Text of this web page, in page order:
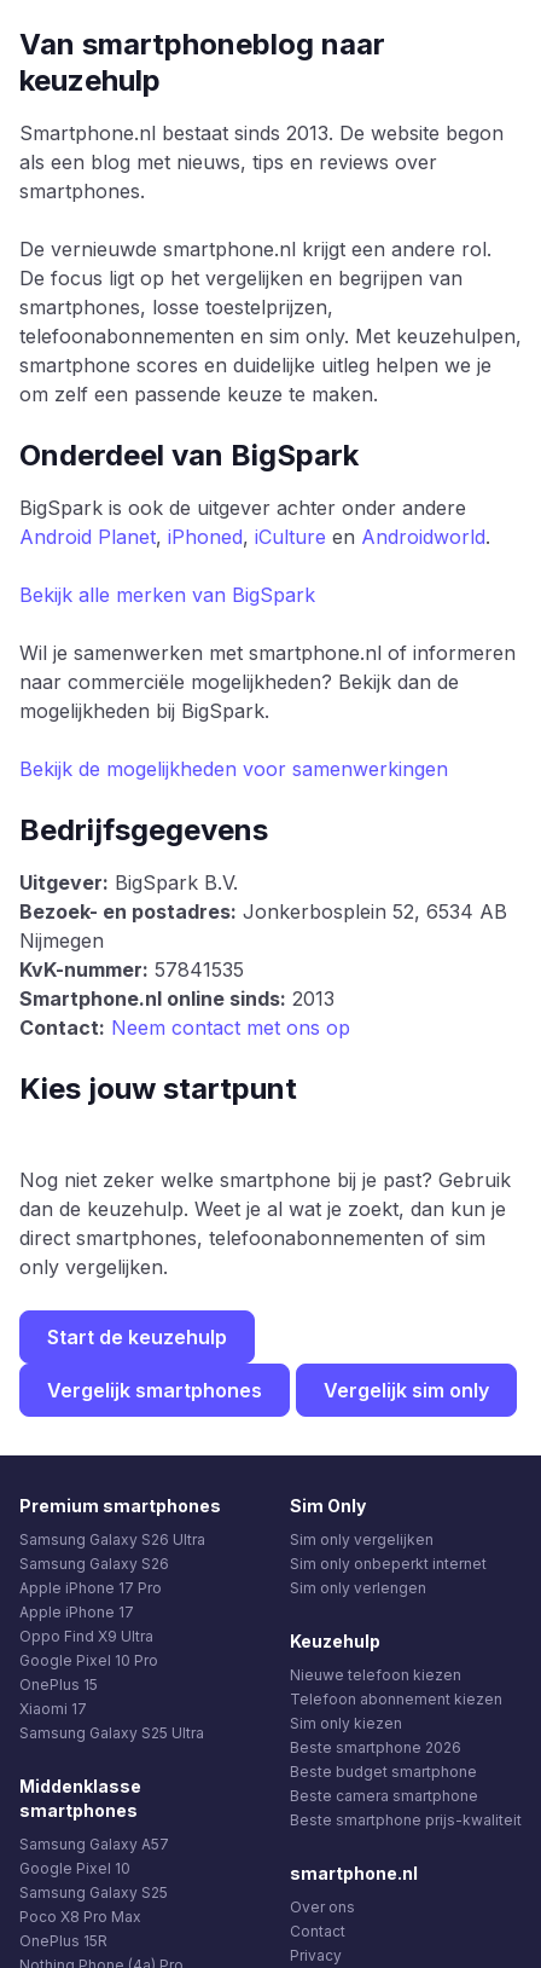
Van smartphoneblog naar
keuzehulp
Smartphone.nl bestaat sinds 2013. De website begon
als een blog met nieuws, tips en reviews over
smartphones.
De vernieuwde smartphone.nl krijgt een andere rol.
De focus ligt op het vergelijken en begrijpen van
smartphones, losse toestelprijzen,
telefoonabonnementen en sim only. Met keuzehulpen,
smartphone scores en duidelijke uitleg helpen we je
om zelf een passende keuze te maken.
Onderdeel van BigSpark
BigSpark is ook de uitgever achter onder andere
Android Planet, iPhoned, iCulture en Androidworld.
Bekijk alle merken van BigSpark
Wil je samenwerken met smartphone.nl of informeren
naar commerciële mogelijkheden? Bekijk dan de
mogelijkheden bij BigSpark.
Bekijk de mogelijkheden voor samenwerkingen
Bedrijfsgegevens
Uitgever: BigSpark B.V.
Bezoek- en postadres: Jonkerbosplein 52, 6534 AB
Nijmegen
KvK-nummer: 57841535
Smartphone.nl online sinds: 2013
Contact: Neem contact met ons op
Kies jouw startpunt
Nog niet zeker welke smartphone bij je past? Gebruik
dan de keuzehulp. Weet je al wat je zoekt, dan kun je
direct smartphones, telefoonabonnementen of sim
only vergelijken.
Start de keuzehulp
Vergelijk smartphones Vergelijk sim only
Premium smartphones
Samsung Galaxy S26 Ultra
Samsung Galaxy S26
Apple iPhone 17 Pro
Apple iPhone 17
Oppo Find X9 Ultra
Google Pixel 10 Pro
OnePlus 15
Xiaomi 17
Samsung Galaxy S25 Ultra
Middenklasse
smartphones
Samsung Galaxy A57
Google Pixel 10
Samsung Galaxy S25
Poco X8 Pro Max
OnePlus 15R
Sim Only
Sim only vergelijken
Sim only onbeperkt internet
Sim only verlengen
Keuzehulp
Nieuwe telefoon kiezen
Telefoon abonnement kiezen
Sim only kiezen
Beste smartphone 2026
Beste budget smartphone
Beste camera smartphone
Beste smartphone prijs-kwaliteit
smartphone.nl
Over ons
Contact
Privacy